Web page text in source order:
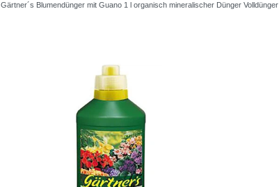
Gärtner´s Blumendünger mit Guano 1 l organisch mineralischer Dünger Volldünger